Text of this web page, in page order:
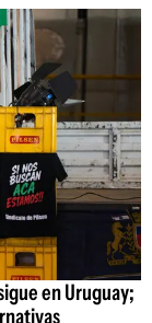
en Uruguay;